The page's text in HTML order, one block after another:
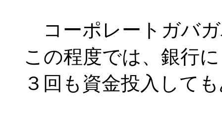
コーポレートガバガ
この程度では、銀行
３回も資金投入して